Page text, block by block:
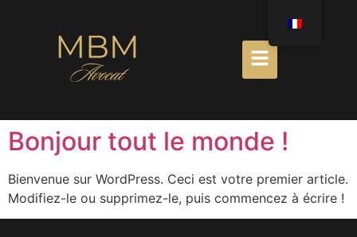
Bonjour tout le monde !
Bienvenue sur WordPress. Ceci est votre premier article.
Modifiez-le ou supprimez-le, puis commencez à écrire !